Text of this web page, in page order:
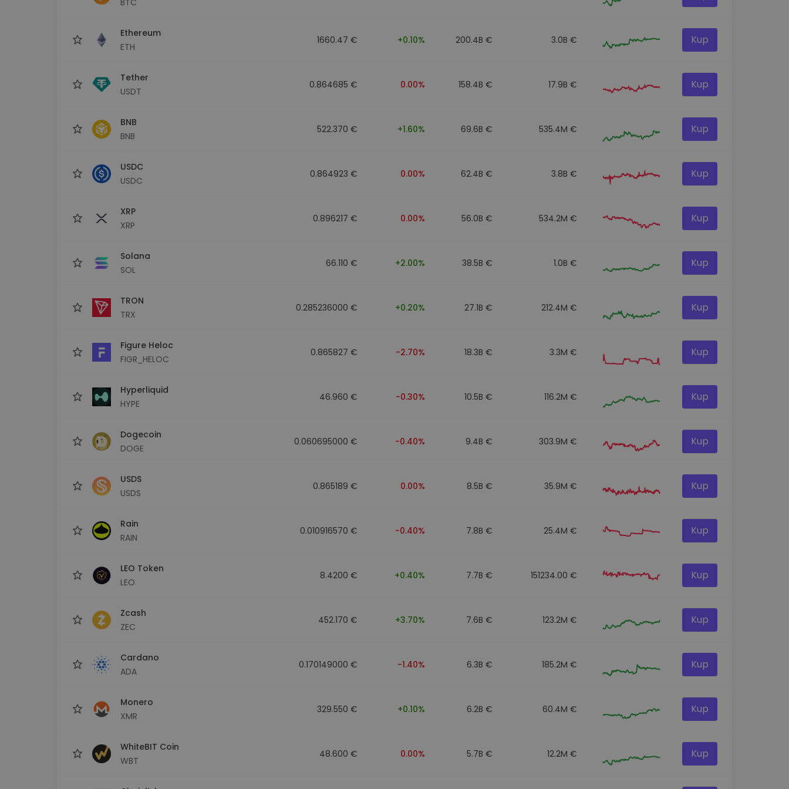
Ethereum
ETH
1660.47 € +0.10% 200.4B € 3.0B € Kup
Tether
USDT
0.864685 € 0.00% 158.4B € 17.9B € Kup
BNB
BNB
522.370 € +1.60% 69.6B € 535.4M € Kup
USDC
USDC
0.864923 € 0.00% 62.4B € 3.8B € Kup
XRP
XRP
0.896217 € 0.00% 56.0B € 534.2M € Kup
Solana
SOL
66.110 € +2.00% 38.5B € 1.0B € Kup
TRON
TRX
0.285236000 € +0.20% 27.1B € 212.4M € Kup
Figure Heloc
FIGR_HELOC
0.865827 € -2.70% 18.3B € 3.3M € Kup
Hyperliquid
HYPE
46.960 € -0.30% 10.5B € 116.2M € Kup
Dogecoin
DOGE
0.060695000 € -0.40% 9.4B € 303.9M € Kup
USDS
USDS
0.865189 € 0.00% 8.5B € 35.9M € Kup
Rain
RAIN
0.010916570 € -0.40% 7.8B € 25.4M € Kup
LEO Token
LEO
8.4200 € +0.40% 7.7B € 151234.00 € Kup
Zcash
ZEC
452.170 € +3.70% 7.6B € 123.2M € Kup
Cardano
ADA
0.170149000 € -1.40% 6.3B € 185.2M € Kup
Monero
XMR
329.550 € +0.10% 6.2B € 60.4M € Kup
WhiteBIT Coin
WBT
48.600 € 0.00% 5.7B € 12.2M € Kup